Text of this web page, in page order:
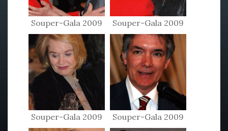
Souper-Gala 2009 Souper-Gala 2009
Souper-Gala 2009 Souper-Gala 2009